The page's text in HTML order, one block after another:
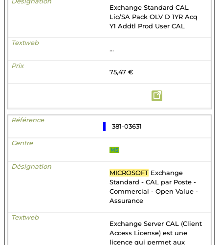
Exchange Standard CAL
Lic/SA Pack OLV D 1YR Acq
Y1 Addtl Prod User CAL
...
75,47 €
381-03631
MS
MICROSOFT Exchange
Standard - CAL par Poste -
Commercial - Open Value -
Assurance
Exchange Server CAL (Client
Access License) est une
licence qui permet aux